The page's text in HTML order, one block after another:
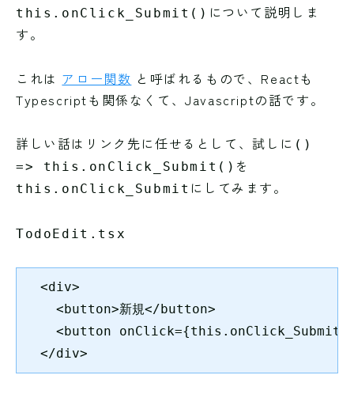
this.onClick_Submit() について説明しま
す。
これは アロー関数 と呼ばれるもので、Reactも
Typescriptも関係なくて、Javascriptの話です。
詳しい話はリンク先に任せるとして、試しに ()
=> this.onClick_Submit() を
this.onClick_Submit にしてみます。
TodoEdit.tsx
  <div>
    <button>新規</button>
<button
  </div>